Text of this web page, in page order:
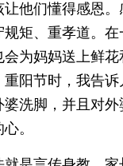
他们懂得感恩
矩、重孝道。
为妈妈送上鲜
阳节时，我告
洗脚，并且对
。